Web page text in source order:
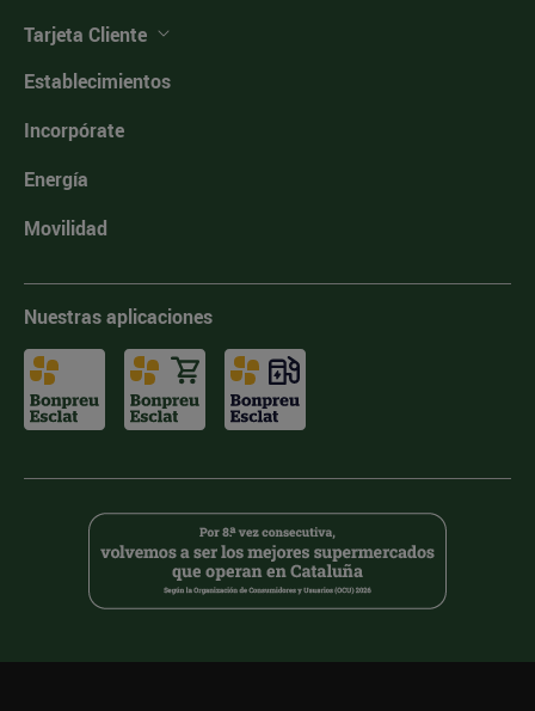
Tarjeta Cliente
Establecimientos
Incorpórate
Energía
Movilidad
Nuestras aplicaciones